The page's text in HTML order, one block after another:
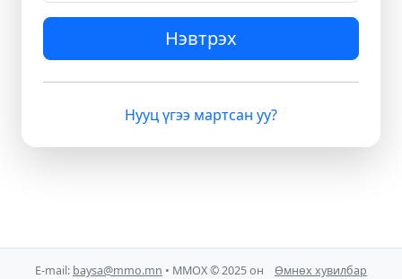
Нэвтрэх
Нууц үгээ мартсан уу?
E-mail: baysa@mmo.mn • ММОХ © 2025 он Өмнөх хувилбар